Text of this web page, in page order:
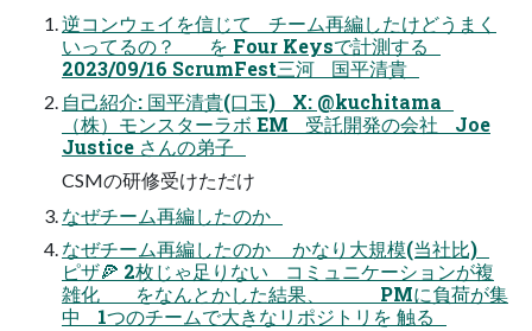
逆コンウェイを信じて チーム再編したけどうまく
いってるの？ を Four Keysで計測する
2023/09/16 ScrumFest三河 国平清貴
自己紹介: 国平清貴(口玉) X: @kuchitama
（株）モンスターラボ EM 受託開発の会社 Joe
Justice さんの弟子
CSMの研修受けただけ
なぜチーム再編したのか
なぜチーム再編したのか かなり大規模(当社比)
ピザ🍕 2枚じゃ足りない コミュニケーションが複
雑化 をなんとかした結果、 PMに負荷が集
中 1つのチームで大きなリポジトリを 触る